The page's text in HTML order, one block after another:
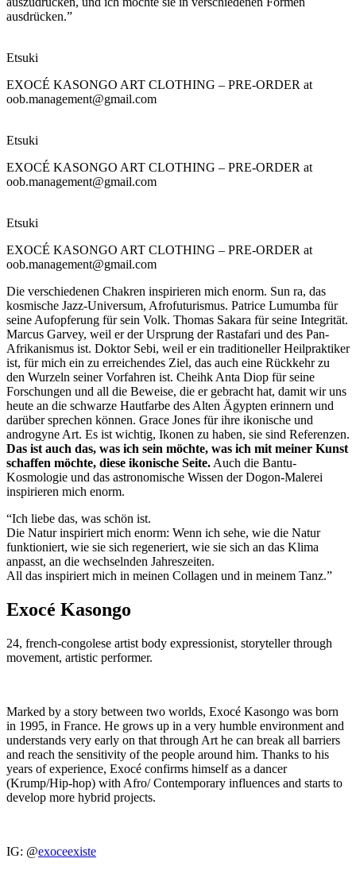
ausdrücken.”
Etsuki
EXOCÉ KASONGO ART CLOTHING – PRE-ORDER at
oob.management@gmail.com
Etsuki
EXOCÉ KASONGO ART CLOTHING – PRE-ORDER at
oob.management@gmail.com
Etsuki
EXOCÉ KASONGO ART CLOTHING – PRE-ORDER at
oob.management@gmail.com
Die verschiedenen Chakren inspirieren mich enorm. Sun ra, das
kosmische Jazz-Universum, Afrofuturismus. Patrice Lumumba für
seine Aufopferung für sein Volk. Thomas Sakara für seine Integrität.
Marcus Garvey, weil er der Ursprung der Rastafari und des Pan-
Afrikanismus ist. Doktor Sebi, weil er ein traditioneller Heilpraktiker
ist, für mich ein zu erreichendes Ziel, das auch eine Rückkehr zu
den Wurzeln seiner Vorfahren ist. Cheihk Anta Diop für seine
Forschungen und all die Beweise, die er gebracht hat, damit wir uns
heute an die schwarze Hautfarbe des Alten Ägypten erinnern und
darüber sprechen können. Grace Jones für ihre ikonische und
androgyne Art. Es ist wichtig, Ikonen zu haben, sie sind Referenzen.
Das ist auch das, was ich sein möchte, was ich mit meiner Kunst
schaffen möchte, diese ikonische Seite. Auch die Bantu-
Kosmologie und das astronomische Wissen der Dogon-Malerei
inspirieren mich enorm.
“Ich liebe das, was schön ist.
Die Natur inspiriert mich enorm: Wenn ich sehe, wie die Natur
funktioniert, wie sie sich regeneriert, wie sie sich an das Klima
anpasst, an die wechselnden Jahreszeiten.
All das inspiriert mich in meinen Collagen und in meinem Tanz.”
Exocé Kasongo
24, french-congolese artist body expressionist, storyteller through
movement, artistic performer.
Marked by a story between two worlds, Exocé Kasongo was born
in 1995, in France. He grows up in a very humble environment and
understands very early on that through Art he can break all barriers
and reach the sensitivity of the people around him. Thanks to his
years of experience, Exocé confirms himself as a dancer
(Krump/Hip-hop) with Afro/ Contemporary influences and starts to
develop more hybrid projects.
IG: @exoceexiste